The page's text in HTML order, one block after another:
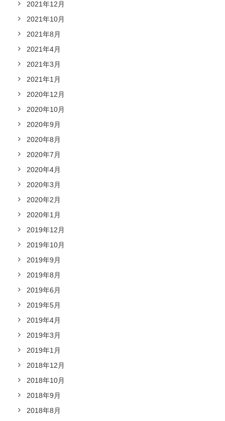
2021年12月
2021年10月
2021年8月
2021年4月
2021年3月
2021年1月
2020年12月
2020年10月
2020年9月
2020年8月
2020年7月
2020年4月
2020年3月
2020年2月
2020年1月
2019年12月
2019年10月
2019年9月
2019年8月
2019年6月
2019年5月
2019年4月
2019年3月
2019年1月
2018年12月
2018年10月
2018年9月
2018年8月